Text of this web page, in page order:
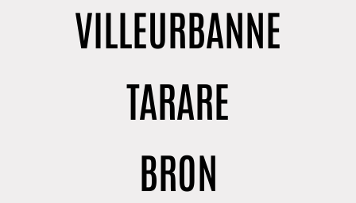
VILLEURBANNE
TARARE
BRON